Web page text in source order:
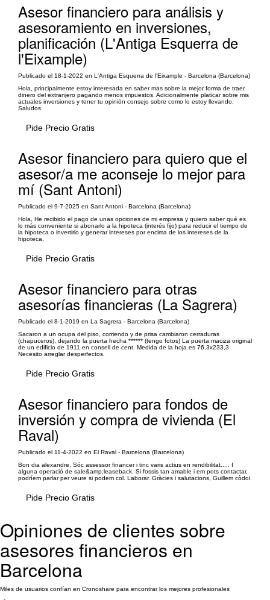
Asesor financiero para análisis y
asesoramiento en inversiones,
planificación (L'Antiga Esquerra de
l'Eixample)
Publicado el 18-1-2022 en L'Antiga Esquerra de l'Eixample - Barcelona (Barcelona)
Hola, principalmente estoy interesada en saber mas sobre la mejor forma de traer
dinero del extranjero pagando menos impuestos. Adicionalmente platicar sobre mis
actuales inversiones y tener tu opinión consejo sobre como lo estoy llevando.
Saludos
Pide Precio Gratis
Asesor financiero para quiero que el
asesor/a me aconseje lo mejor para
mí (Sant Antoni)
Publicado el 9-7-2025 en Sant Antoni - Barcelona (Barcelona)
Hola, He recibido el pago de unas opciones de mi empresa y quiero saber qué es
lo más conveniente si abonarlo a la hipoteca (interés fijo) para reducir el tiempo de
la hipoteca o invertirlo y generar intereses por encima de los intereses de la
hipoteca.
Pide Precio Gratis
Asesor financiero para otras
asesorías financieras (La Sagrera)
Publicado el 8-1-2019 en La Sagrera - Barcelona (Barcelona)
Sacaron a un ocupa del piso, corriendo y de prisa cambiaron cerraduras
(chapuceros), dejando la puerta hecha ****** (tengo fotos) La puerta maciza original
de un edificio de 1911 en consell de cent. Medida de la hoja es 76,3x233,3
Necesito arreglar desperfectos.
Pide Precio Gratis
Asesor financiero para fondos de
inversión y compra de vivienda (El
Raval)
Publicado el 11-4-2022 en El Raval - Barcelona (Barcelona)
Bon dia alexandre, Sóc assessor financer i tinc varis actius en rendibilitat..... I
alguna operació de sale&amp;leaseback. Si fossis tan amable i em pots contactar,
podríem parlar per veure si podem col. Laborar. Gràcies i salutacions, Guillem còdol.
Pide Precio Gratis
Opiniones de clientes sobre
asesores financieros en
Barcelona
Miles de usuarios confían en Cronoshare para encontrar los mejores profesionales